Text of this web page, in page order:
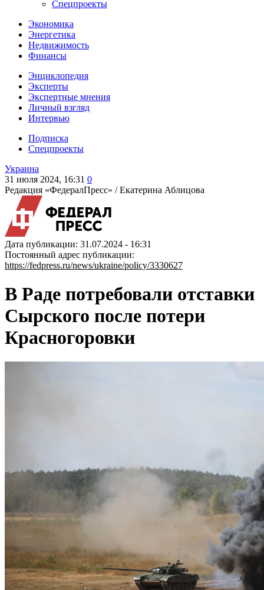
Спецпроекты
Экономика
Энергетика
Недвижимость
Финансы
Энциклопедия
Эксперты
Экспертные мнения
Личный взгляд
Интервью
Подписка
Спецпроекты
Украина
31 июля 2024, 16:31 0
Редакция «ФедералПресс» /Екатерина Аблицова
Дата публикации: 31.07.2024 - 16:31
Постоянный адрес публикации:
https://fedpress.ru/news/ukraine/policy/3330627
В Раде потребовали отставки
Сырского после потери
Красногоровки